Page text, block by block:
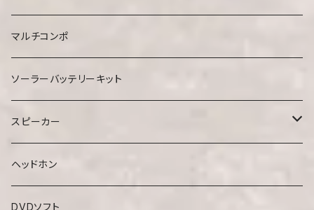
マルチコンポ
ソーラーバッテリーキット
スピーカー
手元スピーカー
スピーカーボックス
ヘッドホン
DVDソフト